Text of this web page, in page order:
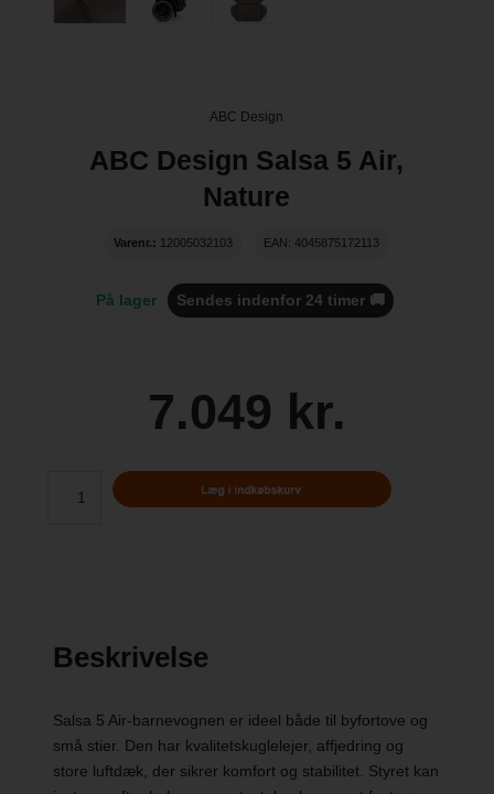
ABC Design
ABC Design Salsa 5 Air,
Nature
Varenr.: 12005032103 EAN: 4045875172113
På lager Sendes indenfor 24 timer 🚚
7.049 kr.
Beskrivelse
Salsa 5 Air-barnevognen er ideel både til byfortove og
små stier. Den har kvalitetskuglelejer, affjedring og
store luftdæk, der sikrer komfort og stabilitet. Styret kan